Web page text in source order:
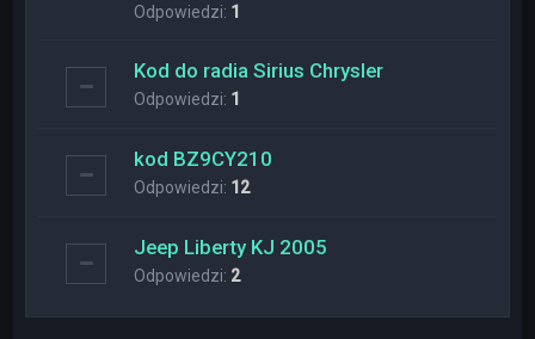
Odpowiedzi: 1
Kod do radia Sirius Chrysler
Odpowiedzi: 1
kod BZ9CY210
Odpowiedzi: 12
Jeep Liberty KJ 2005
Odpowiedzi: 2